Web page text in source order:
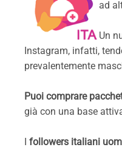
ad
Un
Instagram, infatti,
prevalentemente
Puoi comprare
già con una base
I followers italiani